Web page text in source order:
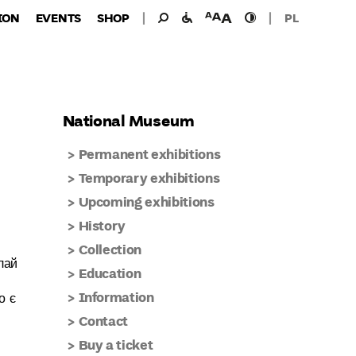
EVENTS SHOP Search
Search
for:
facilities font
size
high
contast
PL
є
National Museum
Permanent exhibitions
Temporary exhibitions
Upcoming exhibitions
History
Collection
Education
Information
Contact
Buy a ticket